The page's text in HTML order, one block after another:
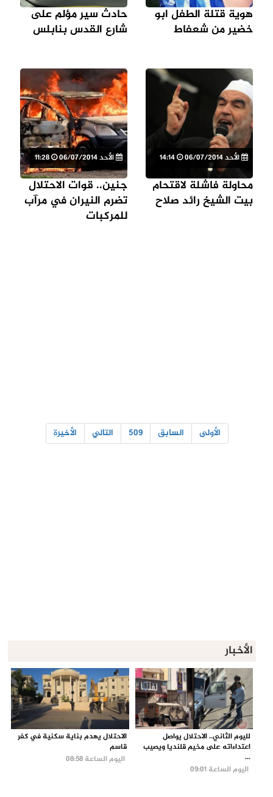
هوية قتلة الطفل ابو
خضير من شعفاط
حادث سير مؤلم على
شارع القدس بنابلس
الأحد 06/07/2014
محاولة فاشلة لاقتحام
بيت الشيخ رائد صلاح
الأحد 06/07/2014
جنين.. قوات الاحتلال
تضرم النيران في مرآب
للمركبات
الأولى السابق 509 التالي الأخيرة
الأخبار
لليوم الثاني.. الاحتلال يواصل
اعتداءاته على مخيم قلنديا ويصيب
...
اليوم الساعة 09:01
الاحتلال يهدم بناية سكنية في كفر
قاسم
اليوم الساعة 08:58